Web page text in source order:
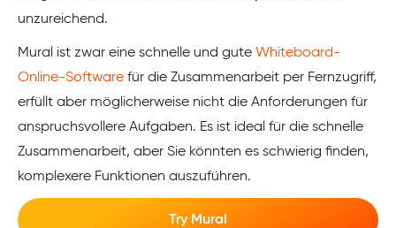
unzureichend.
Mural ist zwar eine schnelle und gute Whiteboard-
Online-Software für die Zusammenarbeit per Fernzugriff,
erfüllt aber möglicherweise nicht die Anforderungen für
anspruchsvollere Aufgaben. Es ist ideal für die schnelle
Zusammenarbeit, aber Sie könnten es schwierig finden,
komplexere Funktionen auszuführen.
Try Mural